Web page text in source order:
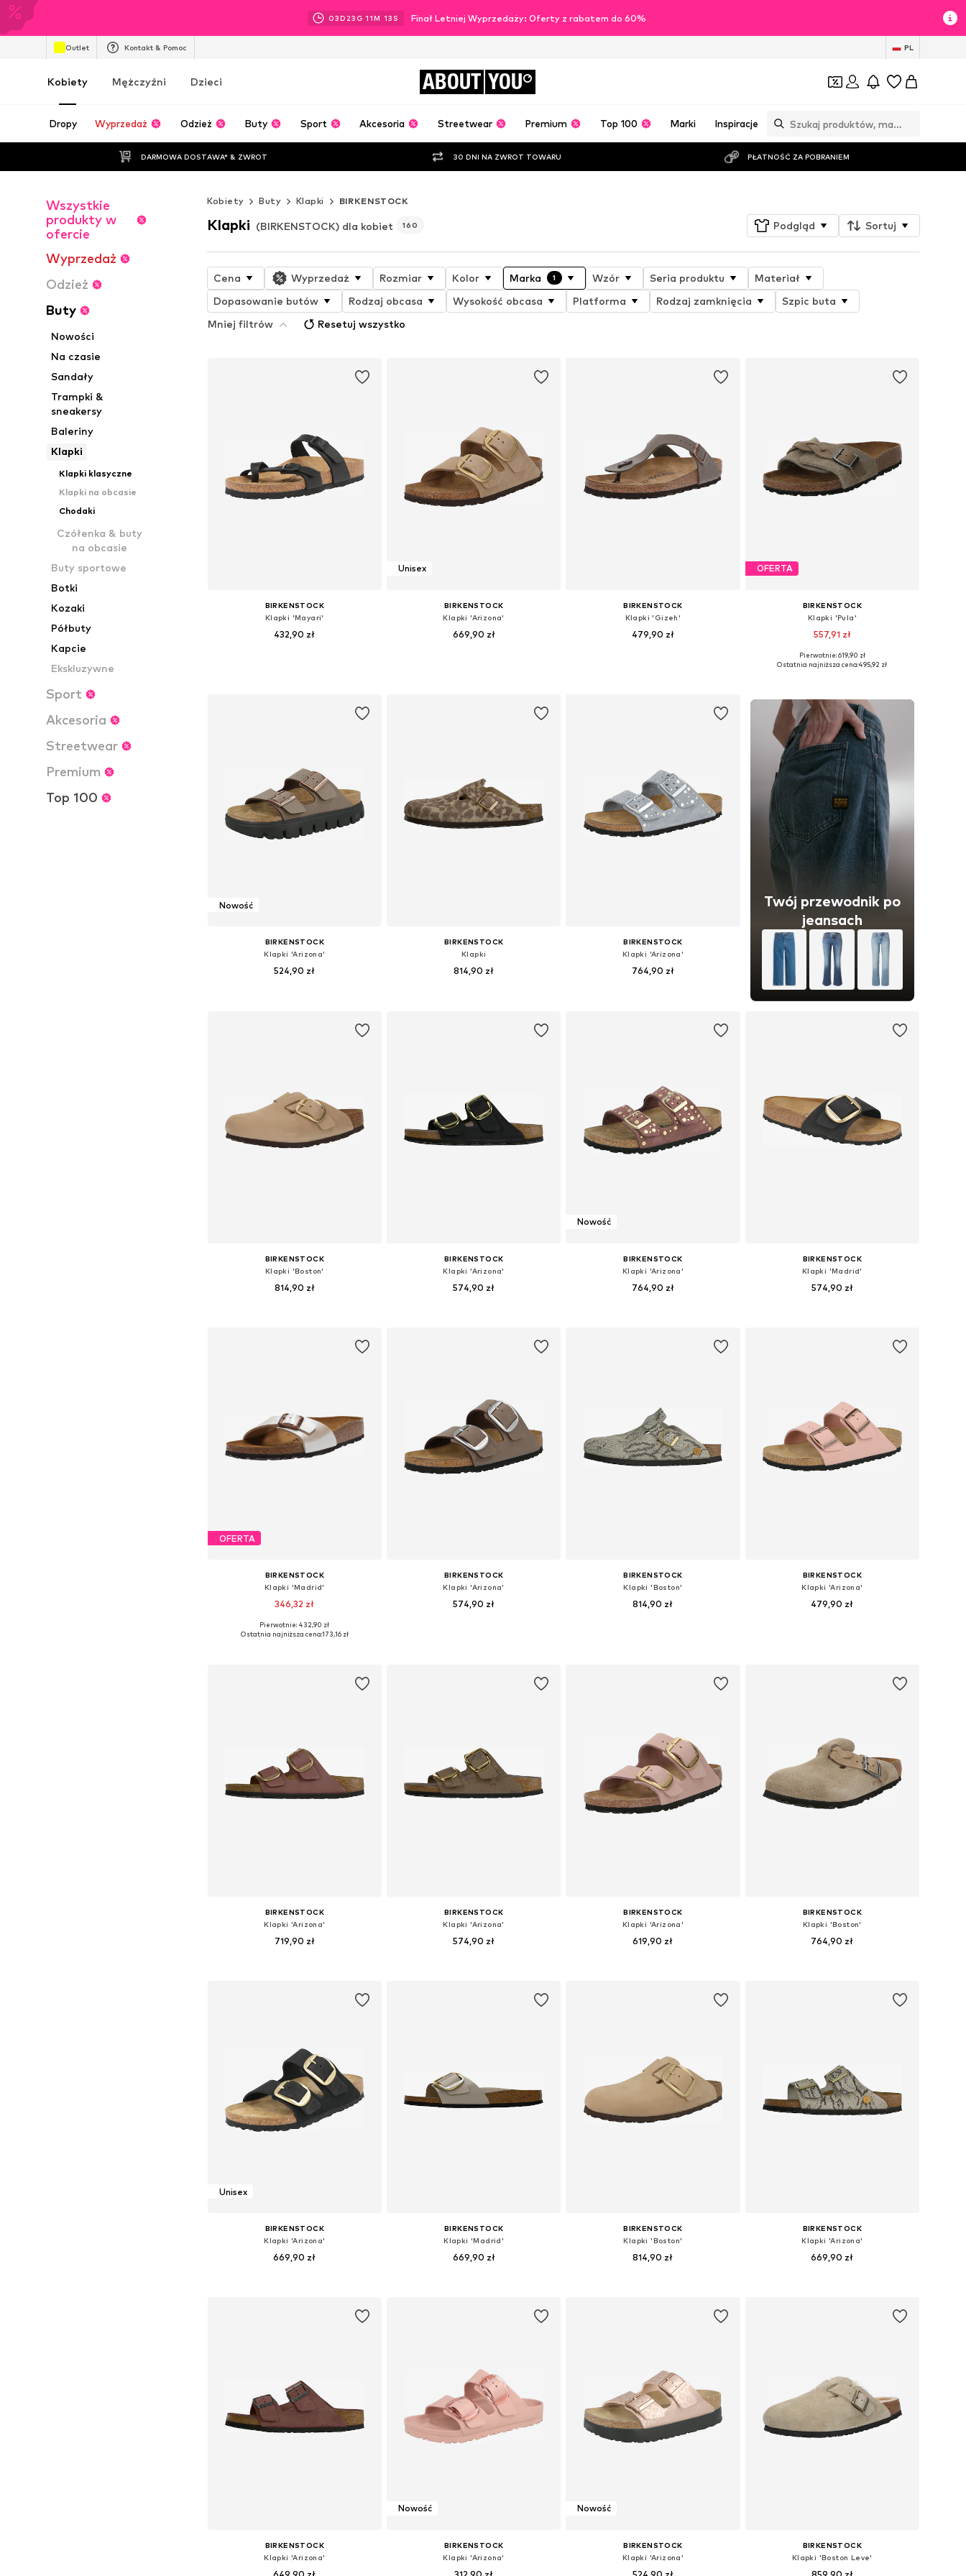
03D 23 G 11M 10 S Finał Letniej Wyprzedaży: Oferty z rabatem do 60%
Outlet Kontakt & Pomoc PL
Kobiety Mężczyźni Dzieci ABOUT YOU
Dropy Wyprzedaż Odzież Buty Sport Akcesoria Streetwear Premium Top 100 Marki Inspiracje
DARMOWA DOSTAWA* & ZWROT 30 DNI NA ZWROT TOWARU PŁATNOŚĆ ZA POBRANIEM
Wszystkie
produkty w
ofercie
Wyprzedaż
Odzież
Buty
Nowości
Na czasie
Sandały
Trampki &
sneakersy
Baleriny
Klapki
Klapki klasyczne
Klapki na obcasie
Chodaki
Czółenka & buty
na obcasie
Buty sportowe
Botki
Kozaki
Półbuty
Kapcie
Ekskluzywne
Sport
Akcesoria
Streetwear
Premium
Top 100
Kobiety Buty Klapki BIRKENSTOCK
Klapki (BIRKENSTOCK) dla kobiet 160 Podgląd Sortuj
Cena Wyprzedaż Rozmiar Kolor Marka 1 Wzór Seria produktu
Materiał
Dopasowanie butów
Rodzaj obcasa Wysokość obcasa Platforma Rodzaj zamknięcia
Szpic buta
Mniej filtrów
Resetuj wszystko
BIRKENSTOCK
Klapki 'Mayari'
432,90 zł
Unisex
BIRKENSTOCK
Klapki 'Arizona'
669,90 zł
BIRKENSTOCK
Klapki 'Gizeh'
479,90 zł
OFERTA
BIRKENSTOCK
Klapki 'Pula'
557,91 zł
Dostępne w różnych rozmiarach
Pierwotnie: 619,90 zł
Ostatnia najniższa cena:495,92 zł
Nowość
BIRKENSTOCK
Klapki 'Arizona'
524,90 zł
BIRKENSTOCK
Klapki
814,90 zł
BIRKENSTOCK
Klapki 'Arizona'
764,90 zł
Twój przewodnik po
jeansach
BIRKENSTOCK
Klapki 'Boston'
814,90 zł
BIRKENSTOCK
Klapki 'Arizona'
574,90 zł
Nowość
BIRKENSTOCK
Klapki 'Arizona'
764,90 zł
BIRKENSTOCK
Klapki 'Madrid'
574,90 zł
OFERTA
BIRKENSTOCK
Klapki 'Madrid'
346,32 zł
+6
Dostępne rozmiary: 41 SLIM
Pierwotnie: 432,90 zł
Ostatnia najniższa cena:173,16 zł
BIRKENSTOCK
Klapki 'Arizona'
574,90 zł
BIRKENSTOCK
Klapki 'Boston'
814,90 zł
BIRKENSTOCK
Klapki 'Arizona'
479,90 zł
BIRKENSTOCK
Klapki 'Arizona'
719,90 zł
BIRKENSTOCK
Klapki 'Arizona'
574,90 zł
BIRKENSTOCK
Klapki 'Arizona'
619,90 zł
BIRKENSTOCK
Klapki 'Boston'
764,90 zł
Unisex
BIRKENSTOCK
Klapki 'Arizona'
669,90 zł
BIRKENSTOCK
Klapki 'Madrid'
669,90 zł
BIRKENSTOCK
Klapki 'Boston'
814,90 zł
BIRKENSTOCK
Klapki 'Arizona'
669,90 zł
BIRKENSTOCK
Klapki 'Arizona'
Nowość
BIRKENSTOCK
Klapki 'Arizona'
Nowość
BIRKENSTOCK
Klapki 'Arizona'
BIRKENSTOCK
Klapki 'Boston Leve'